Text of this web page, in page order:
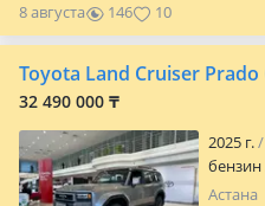
8 августа 146 10
Toyota Land Cruiser
32 490 000 ₸
2025 г.
бензин
Астана